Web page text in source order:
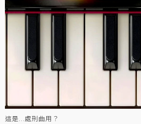
這是...處刑曲用？